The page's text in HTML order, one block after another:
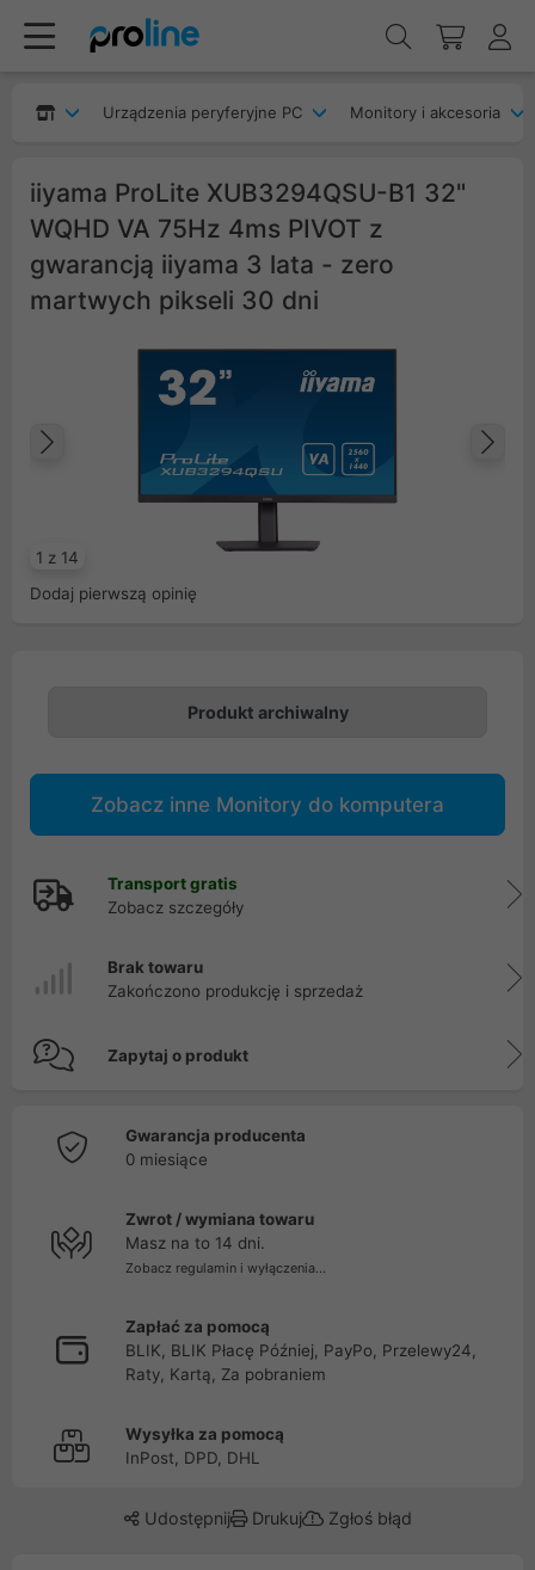
Urządzenia peryferyjne PC Monitory i akcesoria
iiyama ProLite XUB3294QSU-B1 32"
WQHD VA 75Hz 4ms PIVOT z
gwarancją iiyama 3 lata - zero
martwych pikseli 30 dni
1 z 14
Poprzedni
Dodaj pierwszą opinię
Produkt archiwalny
Zobacz inne Monitory do komputera
Transport gratis
Zobacz szczegóły
Brak towaru
Zakończono produkcję i sprzedaż
Zapytaj o produkt
Gwarancja producenta
0 miesiące
Zwrot / wymiana towaru
Masz na to 14 dni.
Zobacz regulamin i wyłączenia...
Zapłać za pomocą
BLIK, BLIK Płacę Później, PayPo, Przelewy24,
Raty, Kartą, Za pobraniem
Wysyłka za pomocą
InPost, DPD, DHL
Udostępnij Drukuj Zgłoś błąd